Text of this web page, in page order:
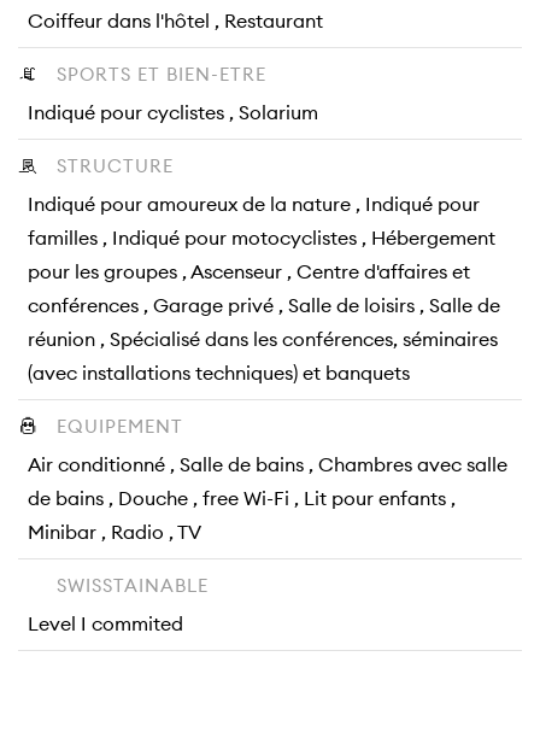
Coiffeur dans l'hôtel , Restaurant
SPORTS ET BIEN-ETRE
Indiqué pour cyclistes , Solarium
STRUCTURE
Indiqué pour amoureux de la nature , Indiqué pour
familles , Indiqué pour motocyclistes , Hébergement
pour les groupes , Ascenseur , Centre d'affaires et
conférences , Garage privé , Salle de loisirs , Salle de
réunion , Spécialisé dans les conférences, séminaires
(avec installations techniques) et banquets
EQUIPEMENT
Air conditionné , Salle de bains , Chambres avec salle
de bains , Douche , free Wi-Fi , Lit pour enfants ,
Minibar , Radio , TV
SWISSTAINABLE
Level I commited